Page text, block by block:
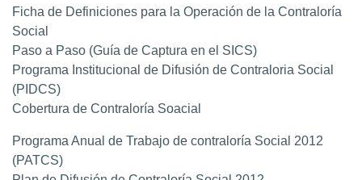
Ficha de Definiciones para la Operación de la Contraloría
Social
Paso a Paso (Guía de Captura en el SICS)
Programa Institucional de Difusión de Contraloria Social
(PIDCS)
Cobertura de Contraloría Soacial
Programa Anual de Trabajo de contraloría Social 2012
(PATCS)